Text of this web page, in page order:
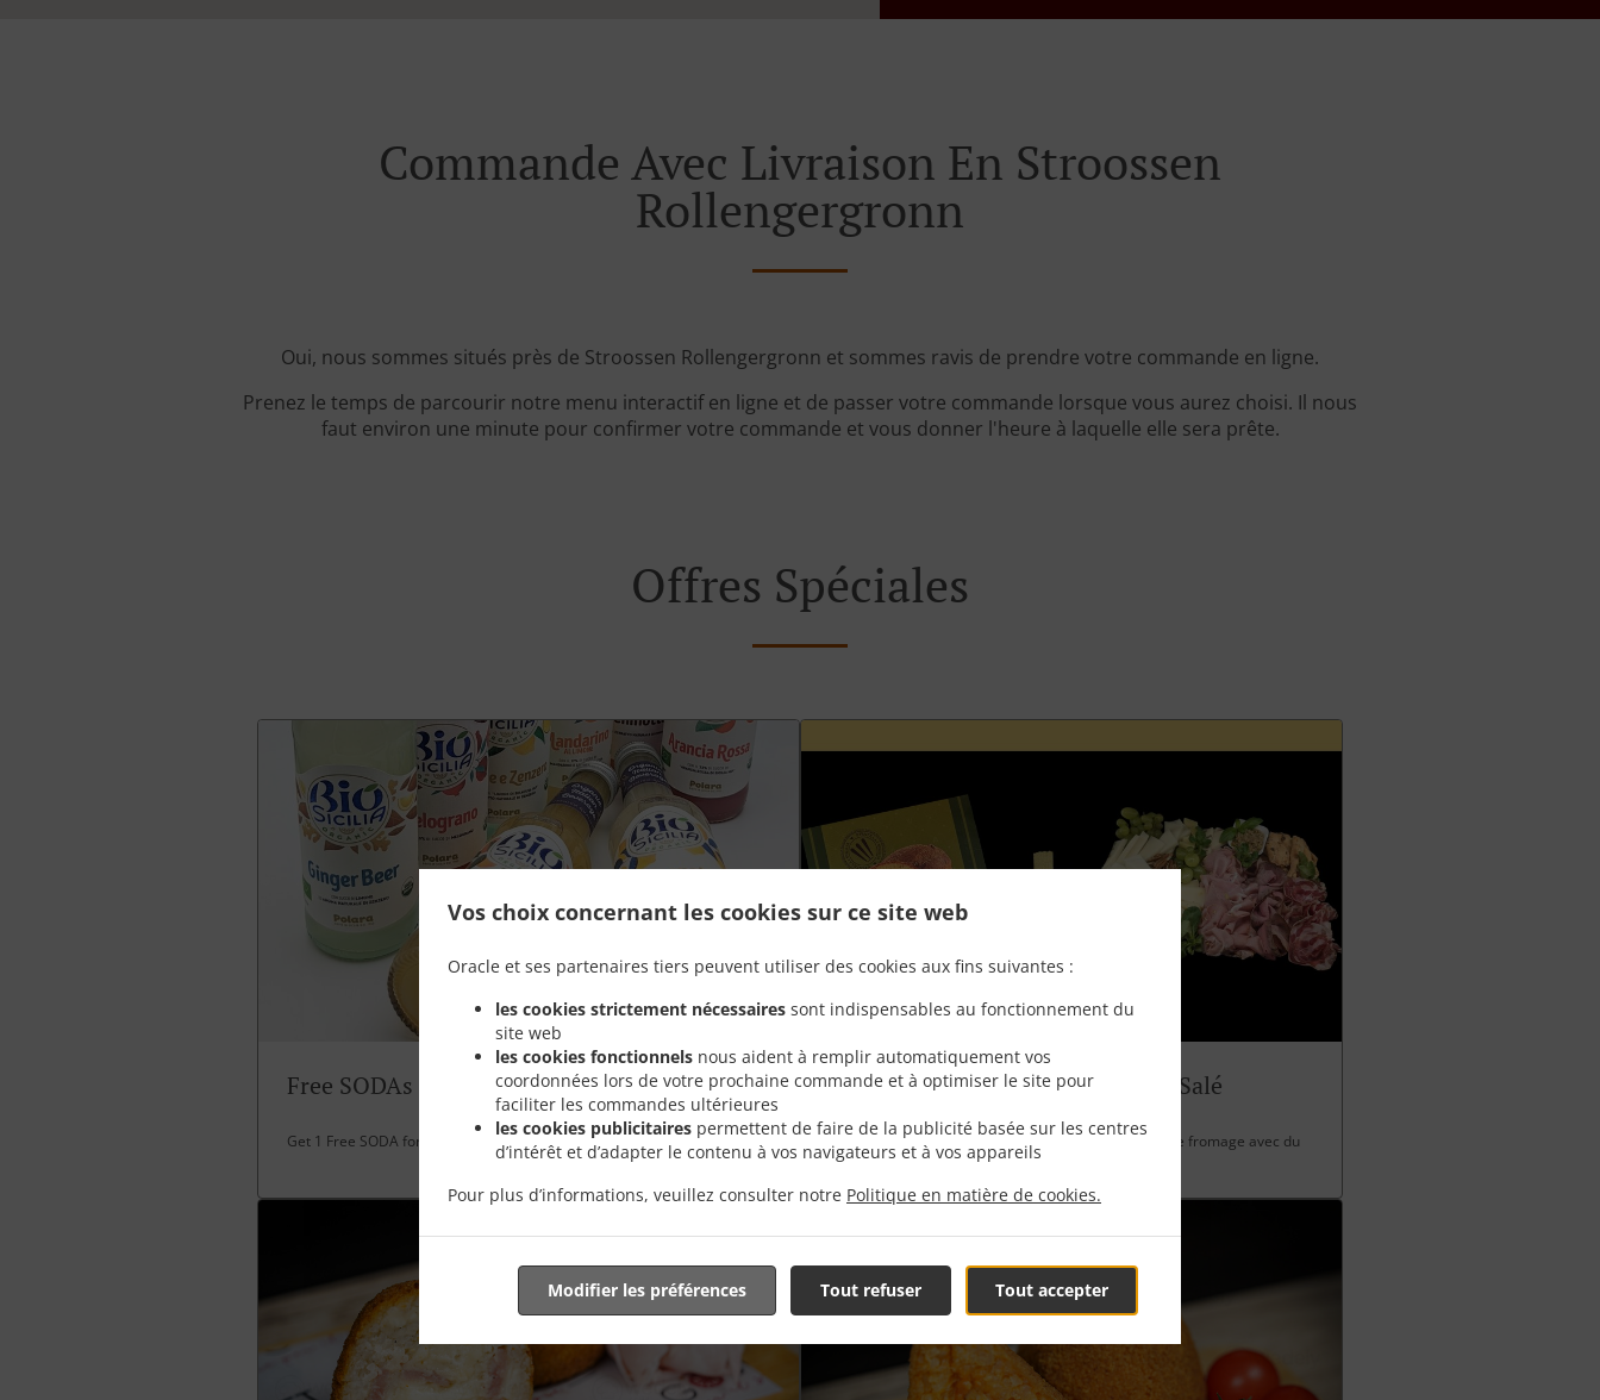
Vos choix concernant les cookies sur ce site web
Oracle et ses partenaires tiers peuvent utiliser des cookies aux fins suivantes :
les cookies strictement nécessaires sont indispensables au fonctionnement du
site web
les cookies fonctionnels nous aident à remplir automatiquement vos
coordonnées lors de votre prochaine commande et à optimiser le site pour
faciliter les commandes ultérieures
les cookies publicitaires permettent de faire de la publicité basée sur les centres
d’intérêt et d’adapter le contenu à vos navigateurs et à vos appareils
Pour plus d’informations, veuillez consulter notre Politique en matière de cookies.
Tout accepter
Tout refuser
Modifier les préférences
Commande Avec Livraison En Stroossen
Rollengergronn
Oui, nous sommes situés près de Stroossen Rollengergronn et sommes ravis de prendre votre commande en ligne.
Prenez le temps de parcourir notre menu interactif en ligne et de passer votre commande lorsque vous aurez choisi. Il nous
faut environ une minute pour confirmer votre commande et vous donner l'heure à laquelle elle sera prête.
Offres Spéciales
Free SODAs
Get 1 Free SODA for over 30 EUR spent
Plateau aperò Grand +Panettone Salé
Goûtez la meilleure combinaison de charcuterie et de fromage avec du
panettone salé à prix spécial